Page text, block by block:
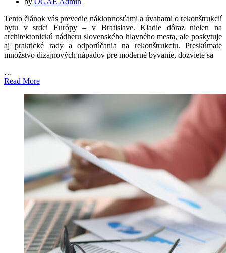
Tento článok vás prevedie náklonnosťami a úvahami o rekonštrukcií
bytu v srdci Európy – v Bratislave. Kladie dôraz nielen na
architektonickú nádheru slovenského hlavného mesta, ale poskytuje
aj praktické rady a odporúčania na rekonštrukciu. Preskúmate
množstvo dizajnových nápadov pre moderné bývanie, dozviete sa
…
Read More